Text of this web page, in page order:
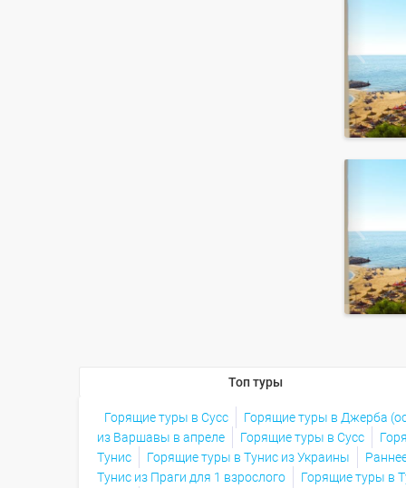
Топ туры
Горящие туры в Сусс Горящие туры в Джерба
из Варшавы в апреле
Горящие туры в Сусс
Тунис
Горящие туры в Тунис из Украины
Тунис из Праги для 1 взрослого
Горящие туры в